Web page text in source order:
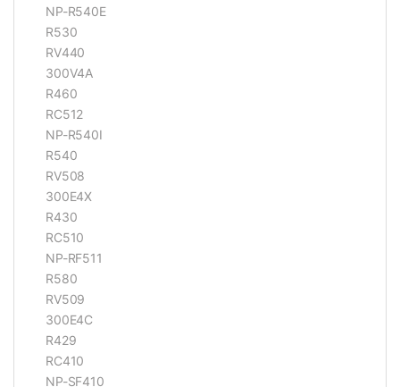
NP-R540E
R530
RV440
300V4A
R460
RC512
NP-R540I
R540
RV508
300E4X
R430
RC510
NP-RF511
R580
RV509
300E4C
R429
RC410
NP-SF410